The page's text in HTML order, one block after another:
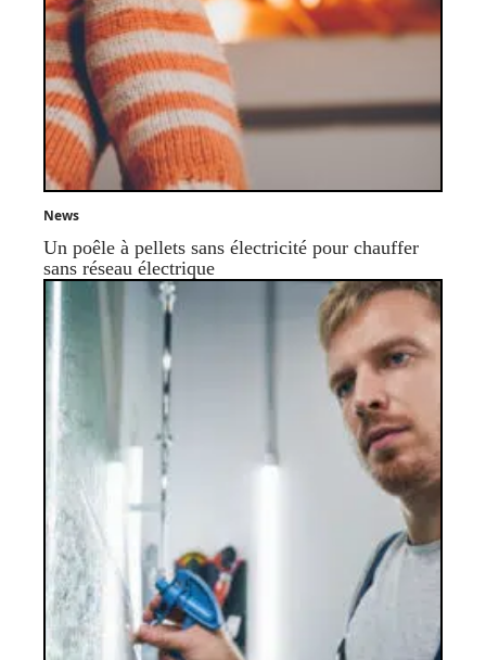
News
Un poêle à pellets sans électricité pour chauffer
sans réseau électrique